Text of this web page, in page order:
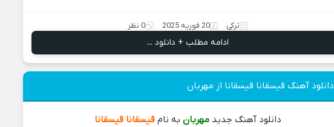
ترکی 20 فوریه 2025 0 نظر
ادامه مطلب + دانلود ...
دانلود آهنگ قیسقانا قیسقانا از مهربان
دانلود آهنگ جدید مهربانبه نام قیسقانا قیسقانا